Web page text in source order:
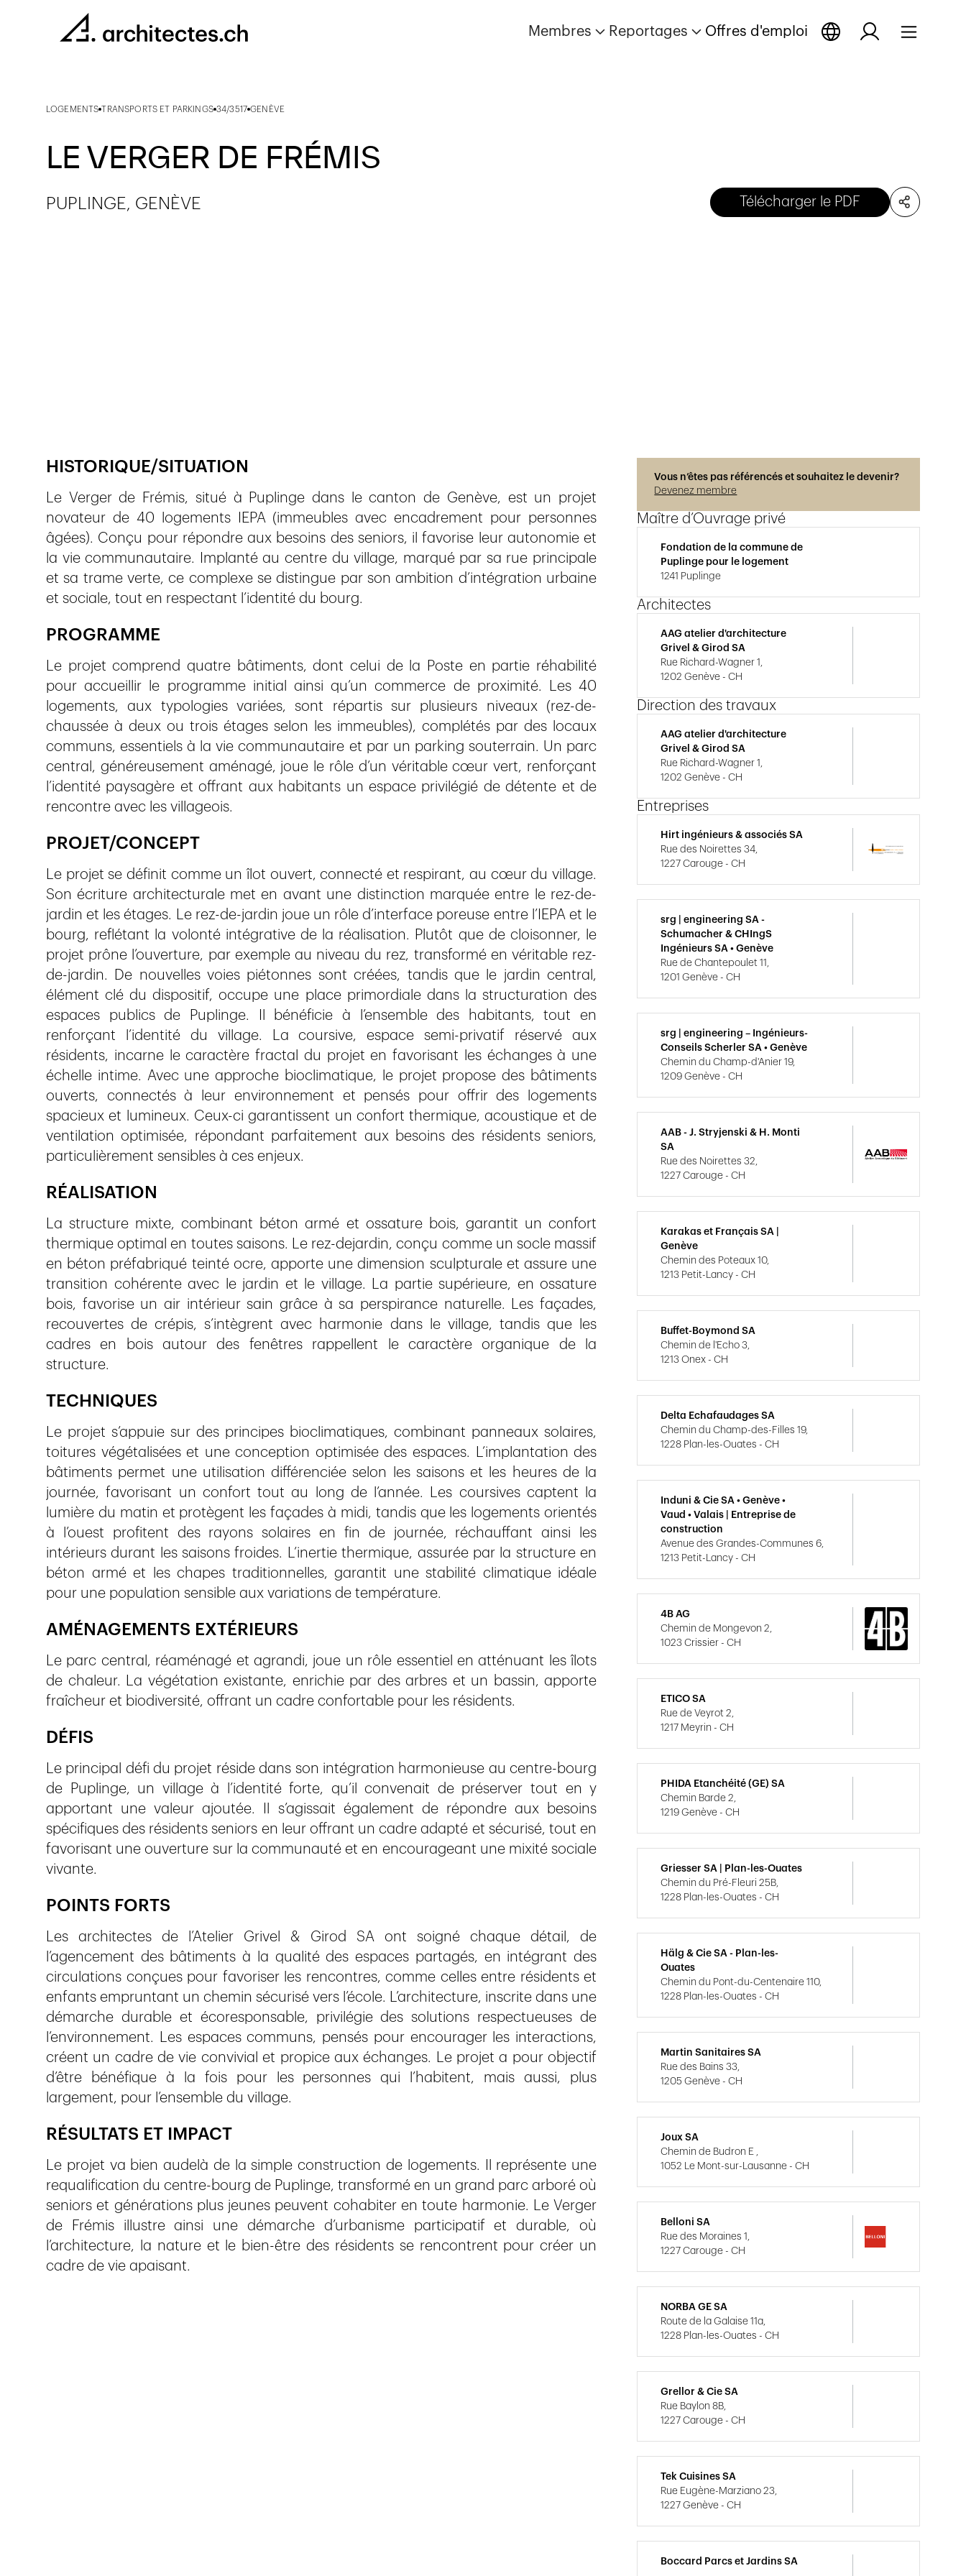
Membres Reportages Offres d'emploi
LOGEMENTS TRANSPORTS ET PARKINGS 34/3517 GENÈVE
LE VERGER DE FRÉMIS
PUPLINGE, GENÈVE Télécharger le PDF
HISTORIQUE/SITUATION
Le Verger de Frémis, situé à Puplinge dans le canton de Genève, est un projet
novateur de 40 logements IEPA (immeubles avec encadrement pour personnes
âgées). Conçu pour répondre aux besoins des seniors, il favorise leur autonomie et
la vie communautaire. Implanté au centre du village, marqué par sa rue principale
et sa trame verte, ce complexe se distingue par son ambition d’intégration urbaine
et sociale, tout en respectant l’identité du bourg.
PROGRAMME
Le projet comprend quatre bâtiments, dont celui de la Poste en partie réhabilité
pour accueillir le programme initial ainsi qu’un commerce de proximité. Les 40
logements, aux typologies variées, sont répartis sur plusieurs niveaux (rez-de-
chaussée à deux ou trois étages selon les immeubles), complétés par des locaux
communs, essentiels à la vie communautaire et par un parking souterrain. Un parc
central, généreusement aménagé, joue le rôle d’un véritable cœur vert, renforçant
l’identité paysagère et offrant aux habitants un espace privilégié de détente et de
rencontre avec les villageois.
PROJET/CONCEPT
Le projet se définit comme un îlot ouvert, connecté et respirant, au cœur du village.
Son écriture architecturale met en avant une distinction marquée entre le rez-de-
jardin et les étages. Le rez-de-jardin joue un rôle d’interface poreuse entre l’IEPA et le
bourg, reflétant la volonté intégrative de la réalisation. Plutôt que de cloisonner, le
projet prône l’ouverture, par exemple au niveau du rez, transformé en véritable rez-
de-jardin. De nouvelles voies piétonnes sont créées, tandis que le jardin central,
élément clé du dispositif, occupe une place primordiale dans la structuration des
espaces publics de Puplinge. Il bénéficie à l’ensemble des habitants, tout en
renforçant l’identité du village. La coursive, espace semi-privatif réservé aux
résidents, incarne le caractère fractal du projet en favorisant les échanges à une
échelle intime. Avec une approche bioclimatique, le projet propose des bâtiments
ouverts, connectés à leur environnement et pensés pour offrir des logements
spacieux et lumineux. Ceux-ci garantissent un confort thermique, acoustique et de
ventilation optimisée, répondant parfaitement aux besoins des résidents seniors,
particulièrement sensibles à ces enjeux.
RÉALISATION
La structure mixte, combinant béton armé et ossature bois, garantit un confort
thermique optimal en toutes saisons. Le rez-dejardin, conçu comme un socle massif
en béton préfabriqué teinté ocre, apporte une dimension sculpturale et assure une
transition cohérente avec le jardin et le village. La partie supérieure, en ossature
bois, favorise un air intérieur sain grâce à sa perspirance naturelle. Les façades,
recouvertes de crépis, s’intègrent avec harmonie dans le village, tandis que les
cadres en bois autour des fenêtres rappellent le caractère organique de la
structure.
TECHNIQUES
Le projet s’appuie sur des principes bioclimatiques, combinant panneaux solaires,
toitures végétalisées et une conception optimisée des espaces. L’implantation des
bâtiments permet une utilisation différenciée selon les saisons et les heures de la
journée, favorisant un confort tout au long de l’année. Les coursives captent la
lumière du matin et protègent les façades à midi, tandis que les logements orientés
à l’ouest profitent des rayons solaires en fin de journée, réchauffant ainsi les
intérieurs durant les saisons froides. L’inertie thermique, assurée par la structure en
béton armé et les chapes traditionnelles, garantit une stabilité climatique idéale
pour une population sensible aux variations de température.
AMÉNAGEMENTS EXTÉRIEURS
Le parc central, réaménagé et agrandi, joue un rôle essentiel en atténuant les îlots
de chaleur. La végétation existante, enrichie par des arbres et un bassin, apporte
fraîcheur et biodiversité, offrant un cadre confortable pour les résidents.
DÉFIS
Le principal défi du projet réside dans son intégration harmonieuse au centre-bourg
de Puplinge, un village à l’identité forte, qu’il convenait de préserver tout en y
apportant une valeur ajoutée. Il s’agissait également de répondre aux besoins
spécifiques des résidents seniors en leur offrant un cadre adapté et sécurisé, tout en
favorisant une ouverture sur la communauté et en encourageant une mixité sociale
vivante.
POINTS FORTS
Les architectes de l’Atelier Grivel & Girod SA ont soigné chaque détail, de
l’agencement des bâtiments à la qualité des espaces partagés, en intégrant des
circulations conçues pour favoriser les rencontres, comme celles entre résidents et
enfants empruntant un chemin sécurisé vers l’école. L’architecture, inscrite dans une
démarche durable et écoresponsable, privilégie des solutions respectueuses de
l’environnement. Les espaces communs, pensés pour encourager les interactions,
créent un cadre de vie convivial et propice aux échanges. Le projet a pour objectif
d’être bénéfique à la fois pour les personnes qui l’habitent, mais aussi, plus
largement, pour l’ensemble du village.
RÉSULTATS ET IMPACT
Le projet va bien audelà de la simple construction de logements. Il représente une
requalification du centre-bourg de Puplinge, transformé en un grand parc arboré où
seniors et générations plus jeunes peuvent cohabiter en toute harmonie. Le Verger
de Frémis illustre ainsi une démarche d’urbanisme participatif et durable, où
l’architecture, la nature et le bien-être des résidents se rencontrent pour créer un
cadre de vie apaisant.
Vous n’êtes pas référencés et souhaitez le devenir?
Devenez membre
Maître d’Ouvrage privé
Fondation de la commune de
Puplinge pour le logement
1241 Puplinge
Architectes
AAG atelier d'architecture
Grivel & Girod SA
Rue Richard-Wagner 1,
1202 Genève - CH
Direction des travaux
AAG atelier d'architecture
Grivel & Girod SA
Rue Richard-Wagner 1,
1202 Genève - CH
Entreprises
Hirt ingénieurs & associés SA
Rue des Noirettes 34,
1227 Carouge - CH
srg | engineering SA -
Schumacher & CHIngS
Ingénieurs SA • Genève
Rue de Chantepoulet 11,
1201 Genève - CH
srg | engineering – Ingénieurs-
Conseils Scherler SA • Genève
Chemin du Champ-d'Anier 19,
1209 Genève - CH
AAB - J. Stryjenski & H. Monti
SA
Rue des Noirettes 32,
1227 Carouge - CH
Karakas et Français SA |
Genève
Chemin des Poteaux 10,
1213 Petit-Lancy - CH
Buffet-Boymond SA
Chemin de l'Echo 3,
1213 Onex - CH
Delta Echafaudages SA
Chemin du Champ-des-Filles 19,
1228 Plan-les-Ouates - CH
Induni & Cie SA • Genève •
Vaud • Valais | Entreprise de
construction
Avenue des Grandes-Communes 6,
1213 Petit-Lancy - CH
4B AG
Chemin de Mongevon 2,
1023 Crissier - CH
ETICO SA
Rue de Veyrot 2,
1217 Meyrin - CH
PHIDA Etanchéité (GE) SA
Chemin Barde 2,
1219 Genève - CH
Griesser SA | Plan-les-Ouates
Chemin du Pré-Fleuri 25B,
1228 Plan-les-Ouates - CH
Hälg & Cie SA - Plan-les-
Ouates
Chemin du Pont-du-Centenaire 110,
1228 Plan-les-Ouates - CH
Martin Sanitaires SA
Rue des Bains 33,
1205 Genève - CH
Joux SA
Chemin de Budron E ,
1052 Le Mont-sur-Lausanne - CH
Belloni SA
Rue des Moraines 1,
1227 Carouge - CH
NORBA GE SA
Route de la Galaise 11a,
1228 Plan-les-Ouates - CH
Grellor & Cie SA
Rue Baylon 8B,
1227 Carouge - CH
Tek Cuisines SA
Rue Eugène-Marziano 23,
1227 Genève - CH
Boccard Parcs et Jardins SA